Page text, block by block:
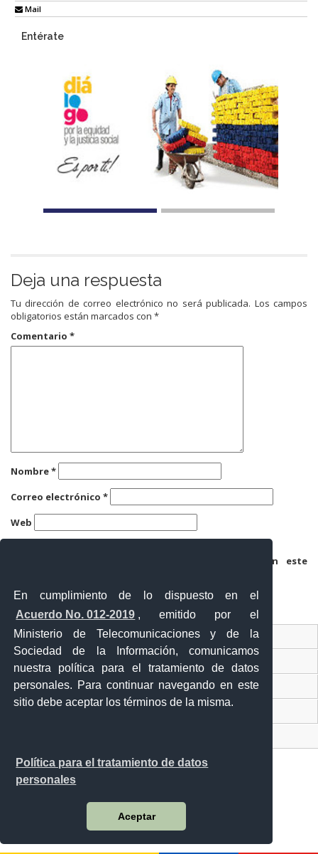
En cumplimiento de lo dispuesto en el
Acuerdo No. 012-2019 , emitido por el
Ministerio de Telecomunicaciones y de la
Sociedad de la Información, comunicamos
nuestra política para el tratamiento de datos
personales. Para continuar navegando en este
sitio debe aceptar los términos de la misma.
Política para el tratamiento de datos
personales
Aceptar
Mail
Entérate
Deja una respuesta
Tu dirección de correo electrónico no será publicada. Los campos
obligatorios están marcados con *
Comentario *
Nombre*
Correo electrónico *
Web
Guarda mi nombre, correo electrónico y web en este
Ventanilla Única Virtual
Ventanilla Única de Comercio Exterior
Gobierno Abierto
Malecón y Aguirre
Guayaquil - Ecuador